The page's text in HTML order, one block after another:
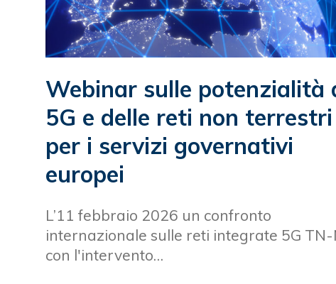
Webinar sulle potenzialità
5G e delle reti non terrestri
per i servizi governativi
europei
L’11 febbraio 2026 un confronto
internazionale sulle reti integrate 5G
con l'intervento…